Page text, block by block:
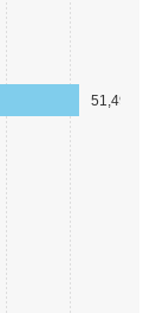
51,49